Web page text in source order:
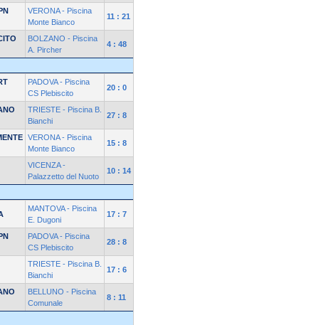
VERONA - Piscina
Monte Bianco
11 : 21
BOLZANO - Piscina
A. Pircher
4 : 48
PADOVA - Piscina
CS Plebiscito
20 : 0
TRIESTE - Piscina B.
Bianchi
27 : 8
VERONA - Piscina
Monte Bianco
15 : 8
VICENZA -
Palazzetto del Nuoto
10 : 14
MANTOVA - Piscina
E. Dugoni
17 : 7
PADOVA - Piscina
CS Plebiscito
28 : 8
TRIESTE - Piscina B.
Bianchi
17 : 6
BELLUNO - Piscina
Comunale
8 : 11